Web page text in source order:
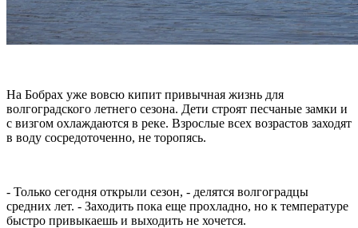
На Бобрах уже вовсю кипит привычная жизнь для
волгоградского летнего сезона. Дети строят песчаные замки и
с визгом охлаждаются в реке. Взрослые всех возрастов заходят
в воду сосредоточенно, не торопясь.
- Только сегодня открыли сезон, - делятся волгоградцы
средних лет. - Заходить пока еще прохладно, но к температуре
быстро привыкаешь и выходить не хочется.